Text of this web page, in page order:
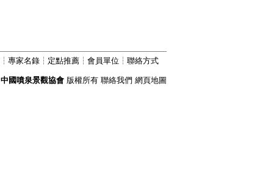
┆ 專家名錄┆ 定點推薦┆ 會員單位 ┆ 聯絡方式
中國噴泉景觀協會 版權所有 聯絡我們 網頁地圖